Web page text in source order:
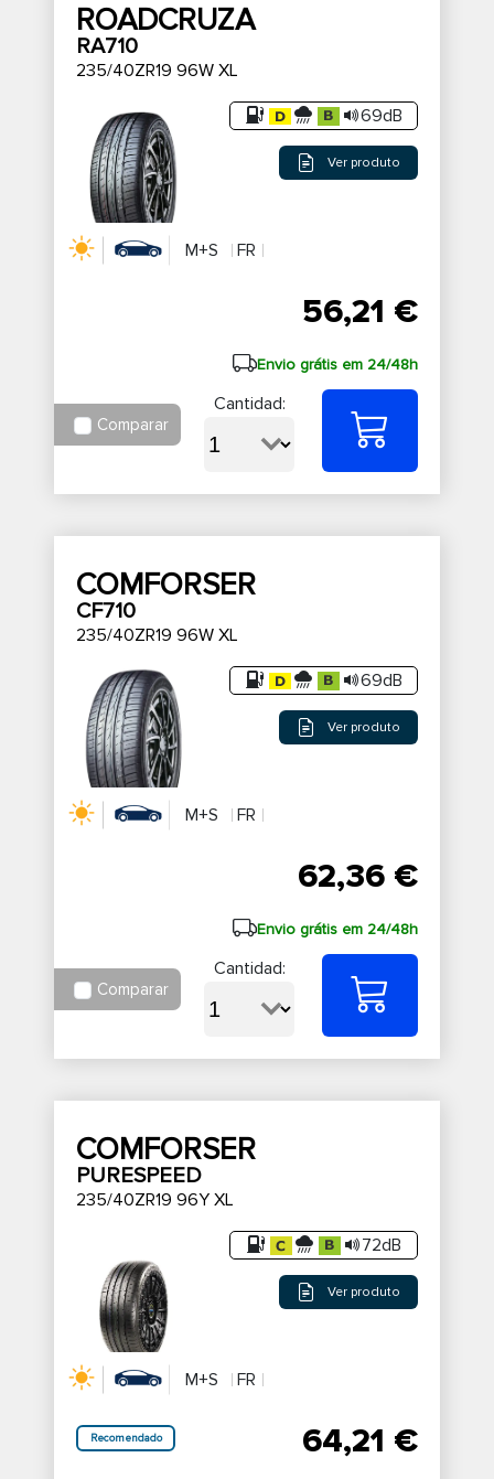
ROADCRUZA
RA710
235/40ZR19 96W XL
69dB
Ver produto
M+S FR
56,21 €
Envio grátis em 24/48h
Comparar
Cantidad:
COMFORSER
CF710
235/40ZR19 96W XL
69dB
Ver produto
M+S FR
62,36 €
Envio grátis em 24/48h
Comparar
Cantidad:
COMFORSER
PURESPEED
235/40ZR19 96Y XL
72dB
Ver produto
M+S FR
Recomendado 64,21 €